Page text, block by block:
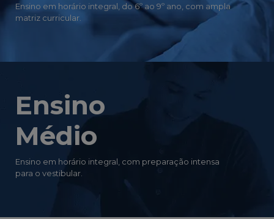
Ensino em horário integral, do 6º ao 9º ano, com ampla
matriz curricular.
Ensino
Médio
Ensino em horário integral, com preparação intensa
para o vestibular.